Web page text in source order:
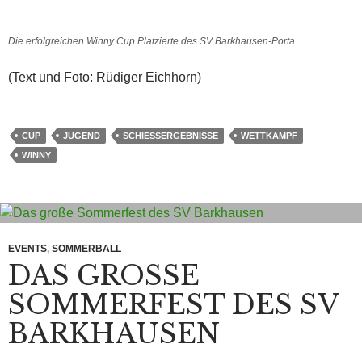
Die erfolgreichen Winny Cup Platzierte des SV Barkhausen-Porta
(Text und Foto: Rüdiger Eichhorn)
CUP JUGEND SCHIESSERGEBNISSE
WETTKAMPF
WINNY
EVENTS, SOMMERBALL
DAS GROSSE S
OMMERFEST DES SV B
ARKHAUSEN